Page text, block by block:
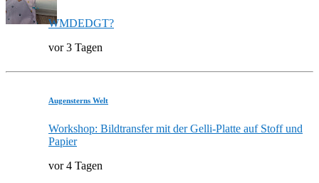
WMDEDGT?
vor 3 Tagen
Augensterns Welt
Workshop: Bildtransfer mit der Gelli-Platte auf Stoff und
Papier
vor 4 Tagen